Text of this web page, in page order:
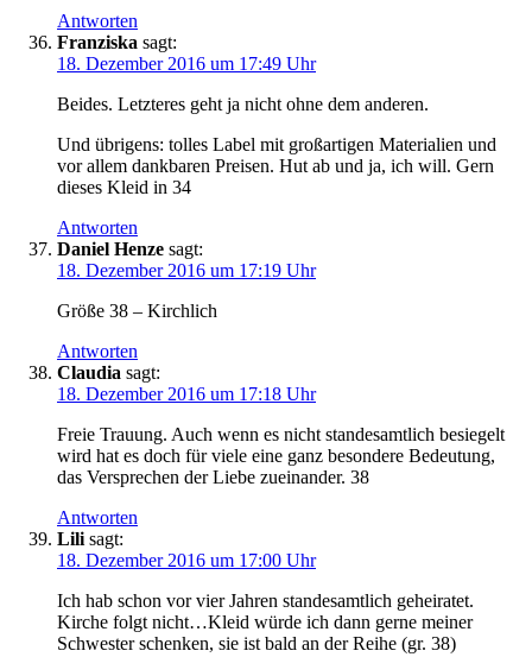
Antworten
Franziska sagt:
18. Dezember 2016 um 17:49 Uhr
Beides. Letzteres geht ja nicht ohne dem anderen.
Und übrigens: tolles Label mit großartigen Materialien und
vor allem dankbaren Preisen. Hut ab und ja, ich will. Gern
dieses Kleid in 34
Antworten
Daniel Henze sagt:
18. Dezember 2016 um 17:19 Uhr
Größe 38 – Kirchlich
Antworten
Claudia sagt:
18. Dezember 2016 um 17:18 Uhr
Freie Trauung. Auch wenn es nicht standesamtlich besiegelt
wird hat es doch für viele eine ganz besondere Bedeutung,
das Versprechen der Liebe zueinander. 38
Antworten
Lili sagt:
18. Dezember 2016 um 17:00 Uhr
Ich hab schon vor vier Jahren standesamtlich geheiratet.
Kirche folgt nicht…Kleid würde ich dann gerne meiner
Schwester schenken, sie ist bald an der Reihe (gr. 38)